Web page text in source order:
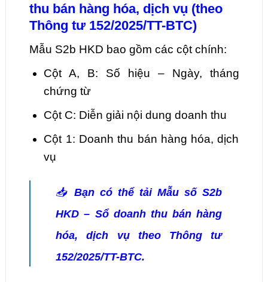
thu bán hàng hóa, dịch vụ (theo
Thông tư 152/2025/TT-BTC)
Mẫu S2b HKD bao gồm các cột chính:
Cột A, B: Số hiệu – Ngày, tháng
chứng từ
Cột C: Diễn giải nội dung doanh thu
Cột 1: Doanh thu bán hàng hóa, dịch
vụ
📥Bạn có thể tải Mẫu số S2b
HKD – Sổ doanh thu bán hàng
hóa, dịch vụ theo Thông tư
152/2025/TT-BTC.